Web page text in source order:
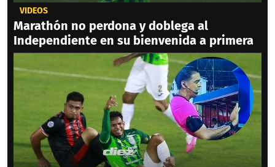
VIDEOS
Marathón no perdona y doblega al
Independiente en su bienvenida a primera